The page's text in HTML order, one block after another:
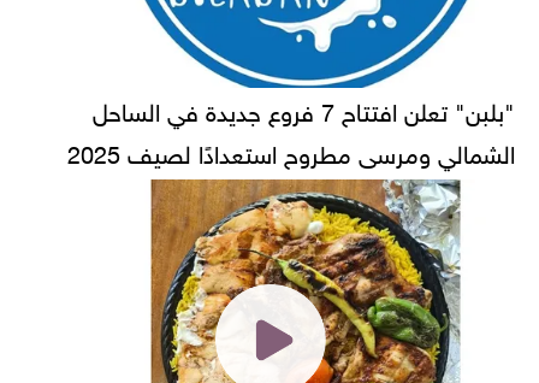
"بلبن" تعلن افتتاح 7 فروع جديدة في الساحل
الشمالي ومرسى مطروح استعدادًا لصيف 2025